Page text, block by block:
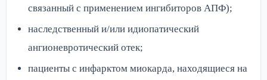
связанный с применением ингибиторов АПФ);
наследственный и/или идиопатический
ангионевротический отек;
пациенты с инфарктом миокарда, находящиеся на